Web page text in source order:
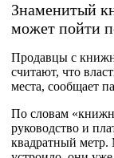
Знаменитый
может пойти
Продавцы с
считают, что
места, сообщает
По словам
руководство и
квадратный